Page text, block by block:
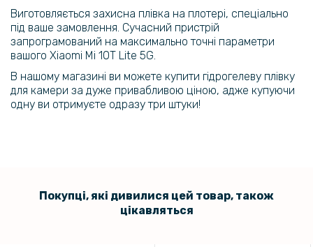
159 грн
199 грн
Протиударна гідрогелева плівка Hydrogel Film для Xiaomi Mi 11 Lite
на задню панель, Transparent
Виготовляється захисна плівка на плотері, спеціально
під ваше замовлення. Сучасний пристрій
запрограмований на максимально точні параметри
вашого Xiaomi Mi 10T Lite 5G.
В нашому магазині ви можете купити гідрогелеву плівку
для камери за дуже привабливою ціною, адже купуючи
одну ви отримуєте одразу три штуки!
Покупці, які дивилися цей товар, також
цікавляться